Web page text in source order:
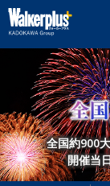
全国約900
開催当